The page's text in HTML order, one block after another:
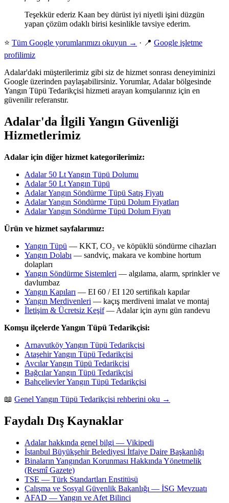
Teşekkür ederiz Kaan bey dürüst iyi niyetli işini düzgün
yapan çözüm odaklı birisi kesinlikle tavsiye ederim.
⭐ Tüm Google yorumlarımızı okuyun → · 📍 Google işletme
profilimiz
Adalar'daki müşterilerimiz gibi siz de hizmet sonrası deneyiminizi
Google üzerinden paylaşabilirsiniz. Yorumlar, Adalar bölgesinde
Yangın Tüpü Tedarikçisi hizmeti arayan komşularınız için en
güvenilir referanstır.
Adalar'da İlgili Yangın Güvenliği
Hizmetlerimiz
Adalar için diğer hizmet kategorilerimiz:
Adalar 50 Lt Yangın Tüpü Dolumu
Adalar 50 Lt Yangın Tüpü
Adalar Yangın Söndürme Tüpü Satış Fiyatı
Adalar Yangın Söndürme Tüpü Dolum Fiyatları
Adalar Yangın Söndürme Tüpü Dolum Fiyatı
Ürün ve hizmet sayfalarımız:
Yangın Tüpü — KKT, CO₂ ve köpüklü söndürme cihazları
Yangın Dolabı — sandviç, makara ve kombine hortum
dolapları
Yangın Söndürme Sistemleri — algılama, alarm, sprinkler ve
davlumbaz
Yangın Kapıları — EI 60 / EI 120 sertifikalı kapılar
Yangın Merdivenleri — kaçış merdiveni imalat ve montaj
İletişim & Ücretsiz Keşif— Adalar için aynı gün randevu
Komşu ilçelerde Yangın Tüpü Tedarikçisi:
Arnavutköy Yangın Tüpü Tedarikçisi
Ataşehir Yangın Tüpü Tedarikçisi
Avcılar Yangın Tüpü Tedarikçisi
Bağcılar Yangın Tüpü Tedarikçisi
Bahçelievler Yangın Tüpü Tedarikçisi
📖 Genel Yangın Tüpü Tedarikçisi rehberini oku →
Faydalı Dış Kaynaklar
Adalar hakkında genel bilgi — Vikipedi
İstanbul Büyükşehir Belediyesi İtfaiye Daire Başkanlığı
Binaların Yangından Korunması Hakkında Yönetmelik
(Resmî Gazete)
TSE — Türk Standartları Enstitüsü
Çalışma ve Sosyal Güvenlik Bakanlığı — İSG Mevzuatı
AFAD — Yangın ve Afet Bilinci